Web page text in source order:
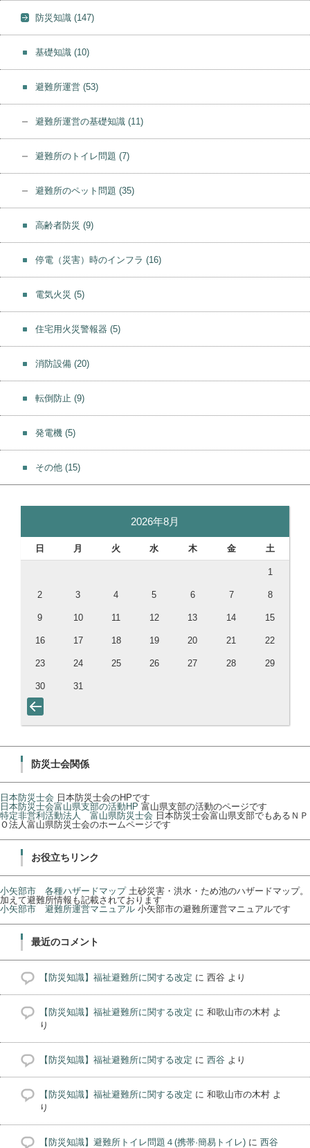
防災知識 (147)
基礎知識 (10)
避難所運営 (53)
避難所運営の基礎知識 (11)
避難所のトイレ問題 (7)
避難所のペット問題 (35)
高齢者防災 (9)
停電（災害）時のインフラ (16)
電気火災 (5)
住宅用火災警報器 (5)
消防設備 (20)
転倒防止 (9)
発電機 (5)
その他 (15)
2026年8月
日 月 火 水 木 金 土
1
2 3 4 5 6 7 8
9 10 11 12 13 14 15
16 17 18 19 20 21 22
23 24 25 26 27 28 29
30 31
防災士会関係
日本防災士会 日本防災士会のHPです
日本防災士会富山県支部の活動HP 富山県支部の活動のページです
特定非営利活動法人 富山県防災士会 日本防災士会富山県支部でもあるＮＰ
Ｏ法人富山県防災士会のホームページです
お役立ちリンク
小矢部市 各種ハザードマップ土砂災害・洪水・ため池のハザードマップ。
加えて避難所情報も記載されております
小矢部市 避難所運営マニュアル 小矢部市の避難所運営マニュアルです
最近のコメント
【防災知識】福祉避難所に関する改定 に 西谷 より
【防災知識】福祉避難所に関する改定 に 和歌山市の木村 よ
り
【防災知識】福祉避難所に関する改定 に 西谷 より
【防災知識】福祉避難所に関する改定 に 和歌山市の木村 よ
り
【防災知識】避難所トイレ問題４(携帯·簡易トイレ) に 西谷